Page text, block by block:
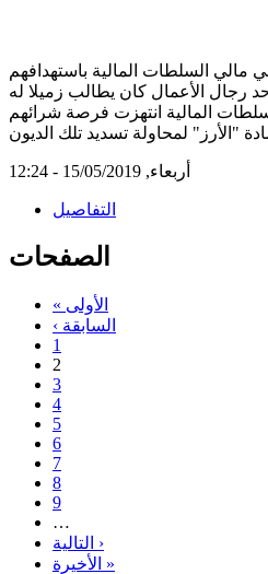
مالي السلطات المالية باستهدافهم
رجال الأعمال كان يطالب زميلا له
المالية انتهزت فرصة شرائهم
أربعاء, 15/05/2019 - 12:24
التفاصيل
الصفحات
« الأولى
‹ السابقة
1
2
3
4
5
6
7
8
9
…
التالية ›
الأخيرة »